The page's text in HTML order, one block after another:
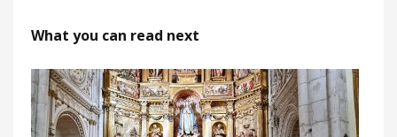
What you can read next